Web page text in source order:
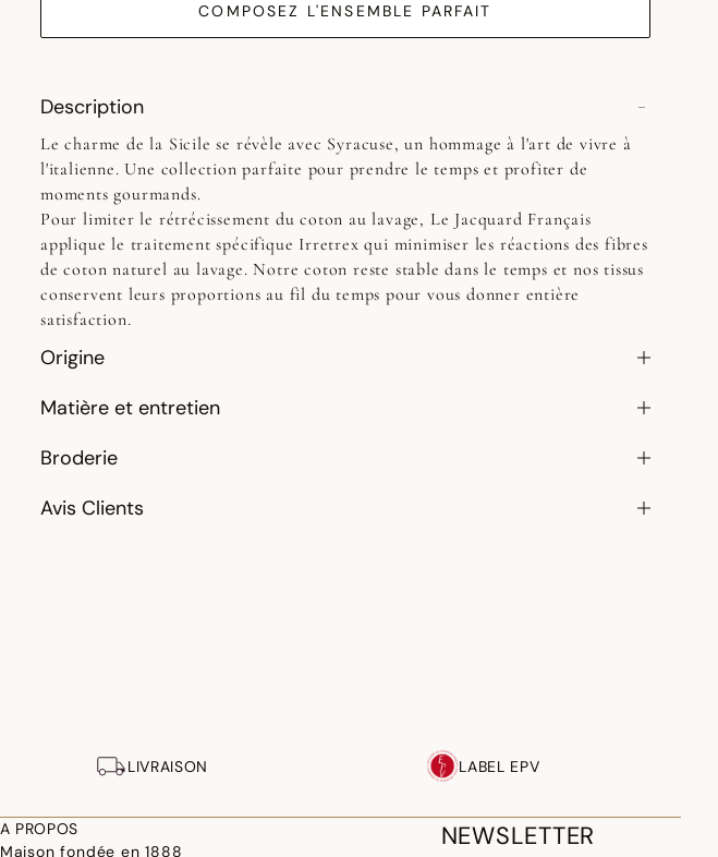
COMPOSEZ L'ENSEMBLE PARFAIT
Description
Le charme de la Sicile se révèle avec Syracuse, un hommage à l'art de vivre à
l'italienne. Une collection parfaite pour prendre le temps et profiter de
moments gourmands.
Pour limiter le rétrécissement du coton au lavage, Le Jacquard Français
applique le traitement spécifique Irretrex qui minimiser les réactions des fibres
de coton naturel au lavage. Notre coton reste stable dans le temps et nos tissus
conservent leurs proportions au fil du temps pour vous donner entière
satisfaction.
Origine
Matière et entretien
Broderie
Avis Clients
LIVRAISON LABEL EPV
A PROPOS
Maison fondée en 1888
NEWSLETTER